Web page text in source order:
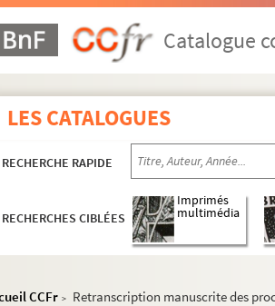
Catalogue
LES CATALOGUES
RECHERCHE RAPIDE
RECHERCHES CIBLÉES
Imprimés
multimédia
CCFr > Retranscription manuscrite des